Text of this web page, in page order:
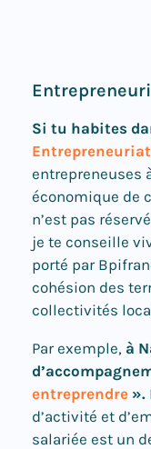
Si tu habites
entrepreneuses
économique de
n’est pas
je te conseille
porté par
cohésion des
collectivités
Par exemple, à
entreprendre ».
d’activité et
salariée est un